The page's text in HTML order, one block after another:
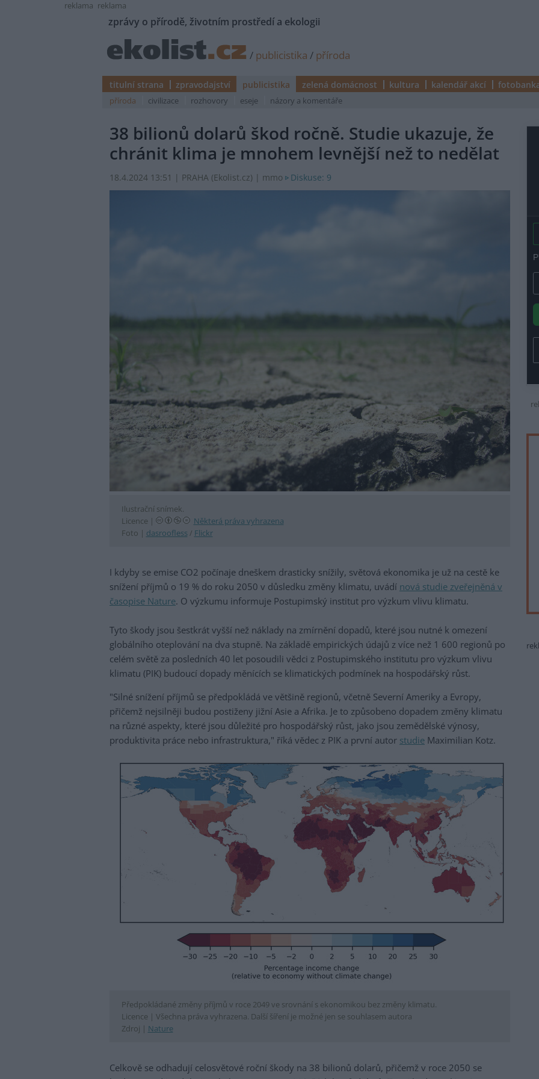
reklama reklama
zprávy o přírodě, životním prostředí a ekologii
/ publicistika / příroda
titulní strana zpravodajství publicistika zelená domácnost kultura kalendář akcí
příroda civilizace rozhovory eseje názory a komentáře
38 bilionů dolarů škod ročně. Studie ukazuje, že
chránit klima je mnohem levnější než to nedělat
18.4.2024 13:51 | PRAHA (Ekolist.cz) | mmo Diskuse: 9
Ilustrační snímek.
Licence |
Některá práva vyhrazena
Foto | dasroofless/ Flickr
I kdyby se emise CO2 počínaje dneškem drasticky snížily, světová ekonomika je už na cestě ke
snížení příjmů o 19 % do roku 2050 v důsledku změny klimatu, uvádí nová studie zveřejněná v
časopise Nature. O výzkumu informuje Postupimský institut pro výzkum vlivu klimatu.
Tyto škody jsou šestkrát vyšší než náklady na zmírnění dopadů, které jsou nutné k omezení
globálního oteplování na dva stupně. Na základě empirických údajů z více než 1 600 regionů po
celém světě za posledních 40 let posoudili vědci z Postupimského institutu pro výzkum vlivu
klimatu (PIK) budoucí dopady měnících se klimatických podmínek na hospodářský růst.
"Silné snížení příjmů se předpokládá ve většině regionů, včetně Severní Ameriky a Evropy,
přičemž nejsilněji budou postiženy jižní Asie a Afrika. Je to způsobeno dopadem změny klimatu
na různé aspekty, které jsou důležité pro hospodářský růst, jako jsou zemědělské výnosy,
produktivita práce nebo infrastruktura," říká vědec z PIK a první autor studie Maximilian Kotz.
Předpokládané změny příjmů v roce 2049 ve srovnání s ekonomikou bez změny klimatu.
Licence | Všechna práva vyhrazena. Další šíření je možné jen se souhlasem autora
Zdroj | Nature
Celkově se odhadují celosvětové roční škody na 38 bilionů dolarů, přičemž v roce 2050 se